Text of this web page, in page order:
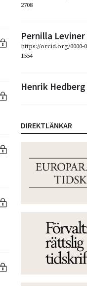
2708
Pernilla Leviner
https://orcid.org/0000-
1554
Henrik Hedberg
DIREKTLÄNKAR